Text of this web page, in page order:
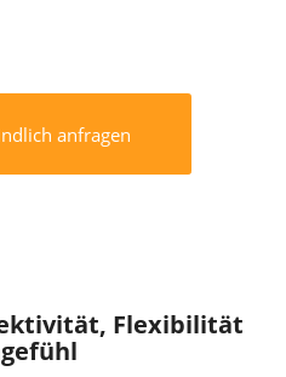
anfragen
Flexibilität